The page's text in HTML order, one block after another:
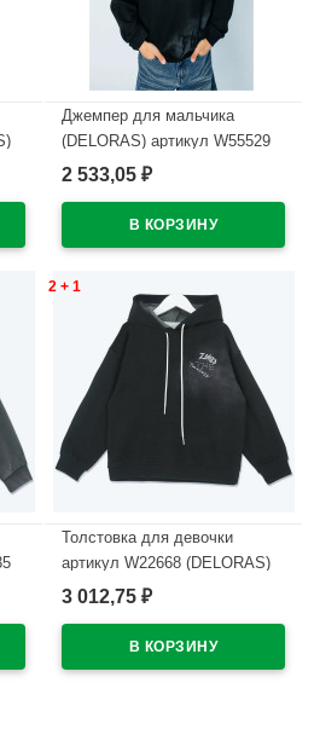
Джемпер для мальчика
(DELORAS) артикул W55529
размер 34/134-44/164 цвет
2 533,05 ₽
2 + 1
Толстовка для девочки
артикул W22668 (DELORAS)
размер цвет черный
3 012,75 ₽